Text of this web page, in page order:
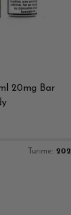
20mg Bar
Turime: 202